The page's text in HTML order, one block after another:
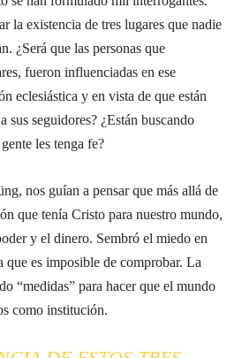
la existencia de tres lugares que nadie
¿Será que las personas que
fueron influenciadas en ese
eclesiástica y en vista de que están
sus seguidores? ¿Están buscando
les tenga fe?
nos guían a pensar que más allá de
que tenía Cristo para nuestro mundo,
y el dinero. Sembró el miedo en
que es imposible de comprobar. La
“medidas” para hacer que el mundo
como institución.